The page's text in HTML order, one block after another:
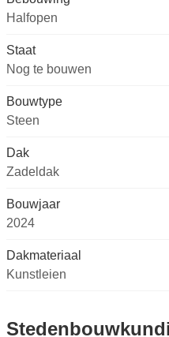
Halfopen
Staat
Nog te bouwen
Bouwtype
Steen
Dak
Zadeldak
Bouwjaar
2024
Dakmateriaal
Kunstleien